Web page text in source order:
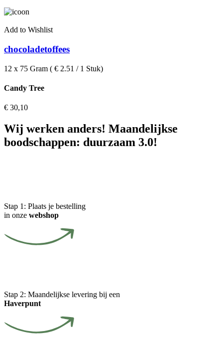
Add to Wishlist
chocoladetoffees
12 x 75 Gram ( € 2.51 / 1 Stuk)
Candy Tree
€ 30,10
Wij werken anders! Maandelijkse
boodschappen: duurzaam 3.0!
Stap 1: Plaats je bestelling
in onze webshop
Stap 2: Maandelijkse levering bij een
Haverpunt